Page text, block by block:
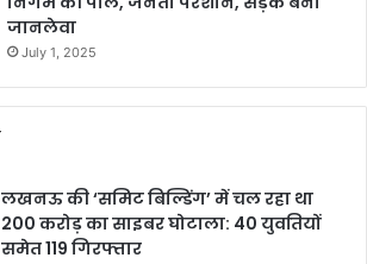
जानलेवा
July 1, 2025
लखनऊ की ‘समिट बिल्डिंग’ में चल रहा था
200 करोड़ का साइबर घोटाला: 40 युवतियों
समेत 119 गिरफ्तार